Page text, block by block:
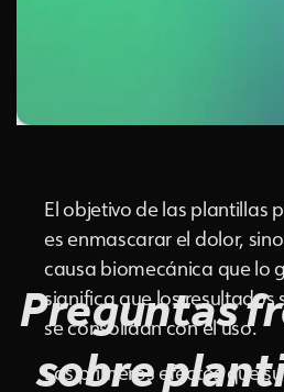
El objetivo de las plantillas
es enmascarar el dolor,
causa biomecánica que lo
significa que los resultados
se consolidan con el uso.
Los primeros efectos que
Preguntas
sobre